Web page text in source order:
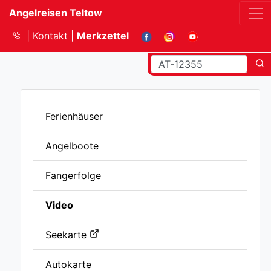
Angelreisen Teltow
Kontakt
Merkzettel
Ferienhäuser
Angelboote
Fangerfolge
Video
Seekarte
Autokarte